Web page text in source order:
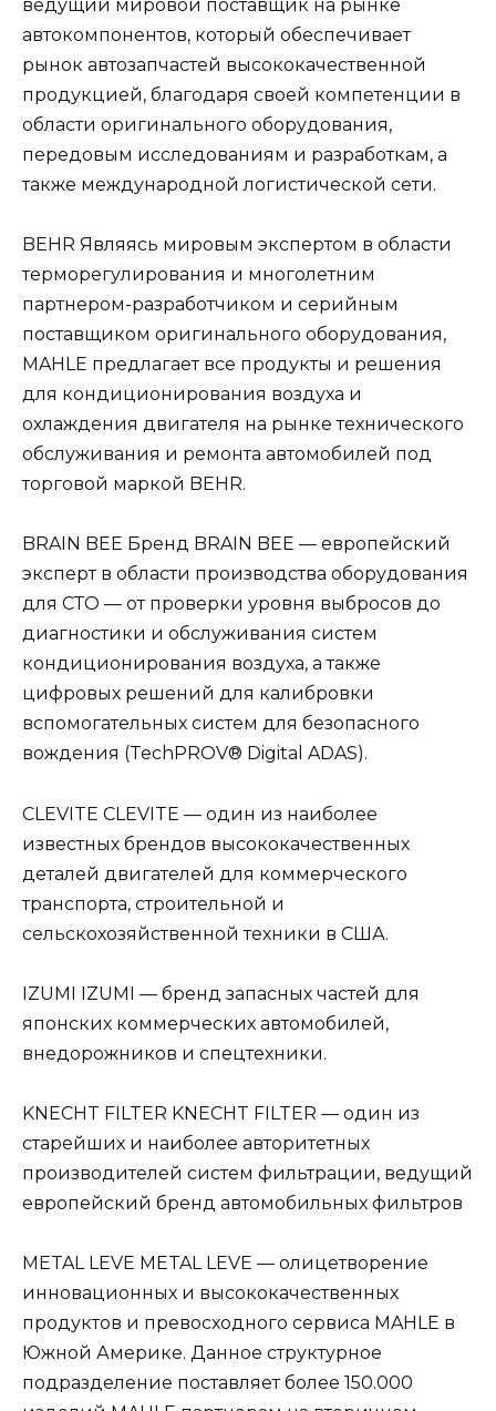
ведущий мировой поставщик на рынке
автокомпонентов, который обеспечивает
рынок автозапчастей высококачественной
продукцией, благодаря своей компетенции в
области оригинального оборудования,
передовым исследованиям и разработкам, а
также международной логистической сети.
BEHR Являясь мировым экспертом в области
терморегулирования и многолетним
партнером-разработчиком и серийным
поставщиком оригинального оборудования,
MAHLE предлагает все продукты и решения
для кондиционирования воздуха и
охлаждения двигателя на рынке технического
обслуживания и ремонта автомобилей под
торговой маркой BEHR.
BRAIN BEE Бренд BRAIN BEE — европейский
эксперт в области производства оборудования
для СТО — от проверки уровня выбросов до
диагностики и обслуживания систем
кондиционирования воздуха, а также
цифровых решений для калибровки
вспомогательных систем для безопасного
вождения (TechPROV® Digital ADAS).
CLEVITE CLEVITE — один из наиболее
известных брендов высококачественных
деталей двигателей для коммерческого
транспорта, строительной и
сельскохозяйственной техники в США.
IZUMI IZUMI — бренд запасных частей для
японских коммерческих автомобилей,
внедорожников и спецтехники.
KNECHT FILTER KNECHT FILTER — один из
старейших и наиболее авторитетных
производителей систем фильтрации, ведущий
европейский бренд автомобильных фильтров
METAL LEVE METAL LEVE — олицетворение
инновационных и высококачественных
продуктов и превосходного сервиса MAHLE в
Южной Америке. Данное структурное
подразделение поставляет более 150.000